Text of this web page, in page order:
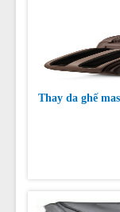
Thay da ghế